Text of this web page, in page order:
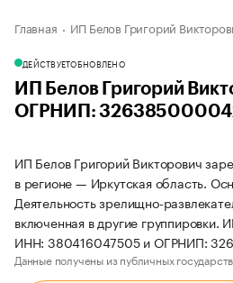
Главная ИП Белов Григорий
ДЕЙСТВУЕТОБНОВЛЕНО
ИП Белов Григорий
ОГРНИП:
ИП Белов Григорий Викторович
в регионе — Иркутская область.
Деятельность зрелищно-
включенная в другие группировки.
ИНН: 380416047505 и ОГРНИП:
Данные получены из публичных